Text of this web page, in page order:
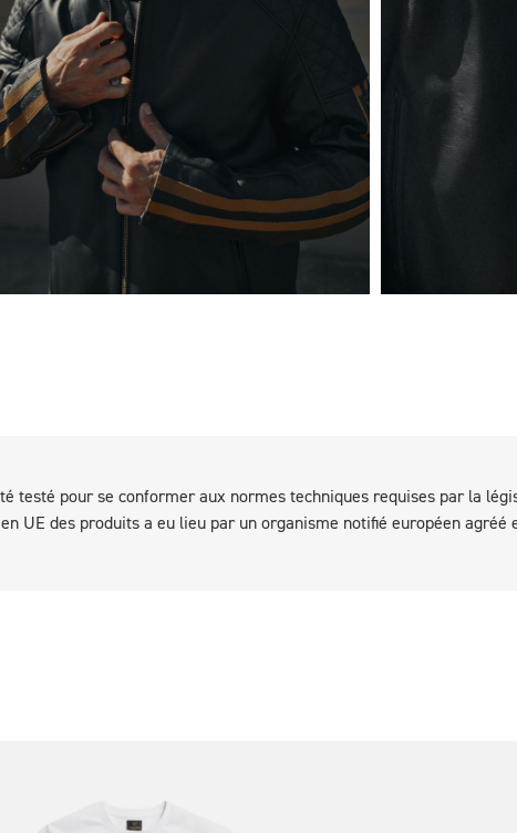
testé pour se conformer aux normes techniques requises par la
UE des produits a eu lieu par un organisme notifié européen